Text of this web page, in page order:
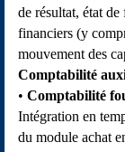
de résultat, état
financiers (y
mouvement des
Comptabilité
Comptabilité
Intégration en
du module achat